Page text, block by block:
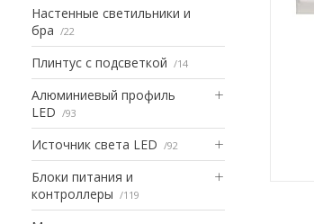
Настенные светильники и
бра
22
Плинтус с подсветкой 14
Алюминиевый профиль
LED
93
Источник света LED 92
Блоки питания и
контроллеры
119